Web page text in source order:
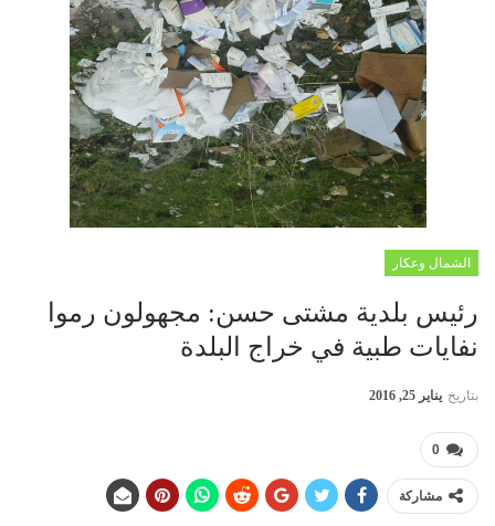
الشمال وعكار
رئيس بلدية مشتى حسن: مجهولون رموا
نفايات طبية في خراج البلدة
بتاريخ يناير 25, 2016
0
مشاركة